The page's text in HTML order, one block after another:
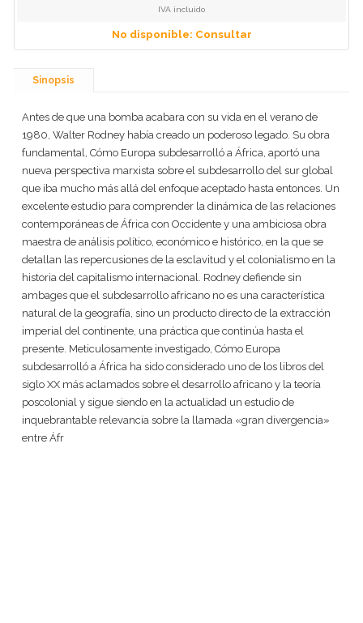
IVA incluido
No disponible: Consultar
Sinopsis
Antes de que una bomba acabara con su vida en el verano de
1980, Walter Rodney había creado un poderoso legado. Su obra
fundamental, Cómo Europa subdesarrolló a África, aportó una
nueva perspectiva marxista sobre el subdesarrollo del sur global
que iba mucho más allá del enfoque aceptado hasta entonces. Un
excelente estudio para comprender la dinámica de las relaciones
contemporáneas de África con Occidente y una ambiciosa obra
maestra de análisis político, económico e histórico, en la que se
detallan las repercusiones de la esclavitud y el colonialismo en la
historia del capitalismo internacional. Rodney defiende sin
ambages que el subdesarrollo africano no es una característica
natural de la geografía, sino un producto directo de la extracción
imperial del continente, una práctica que continúa hasta el
presente. Meticulosamente investigado, Cómo Europa
subdesarrolló a África ha sido considerado uno de los libros del
siglo XX más aclamados sobre el desarrollo africano y la teoría
poscolonial y sigue siendo en la actualidad un estudio de
inquebrantable relevancia sobre la llamada «gran divergencia»
entre Áfr